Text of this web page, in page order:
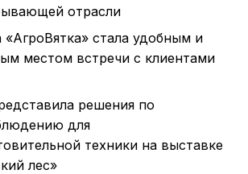
отрасли
«АгроВятка» стала удобным и
местом встречи с клиентами
решения по
для
техники на выставке
лес»